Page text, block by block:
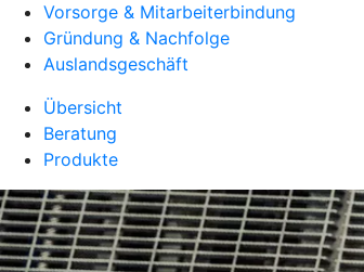
Vorsorge & Mitarbeiterbindung
Gründung & Nachfolge
Auslandsgeschäft
Übersicht
Beratung
Produkte